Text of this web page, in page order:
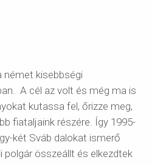
német kisebbségi
A cél az volt és még ma is
kutassa fel, őrizze meg,
fiataljaink részére. Így 1995-
két Sváb dalokat ismerő
polgár összeállt és elkezdtek